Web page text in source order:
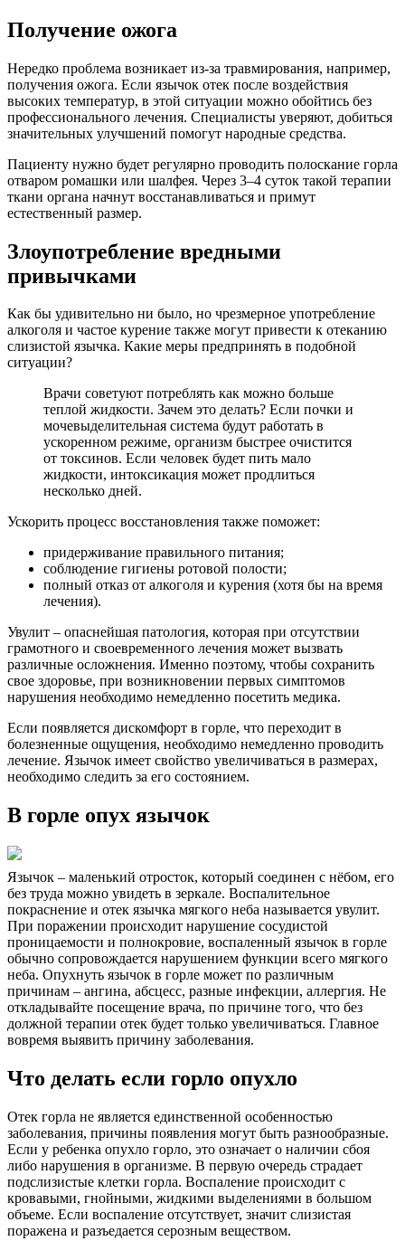
Получение ожога
Нередко проблема возникает из-за травмирования, например,
получения ожога. Если язычок отек после воздействия
высоких температур, в этой ситуации можно обойтись без
профессионального лечения. Специалисты уверяют, добиться
значительных улучшений помогут народные средства.
Пациенту нужно будет регулярно проводить полоскание горла
отваром ромашки или шалфея. Через 3–4 суток такой терапии
ткани органа начнут восстанавливаться и примут
естественный размер.
Злоупотребление вредными
привычками
Как бы удивительно ни было, но чрезмерное употребление
алкоголя и частое курение также могут привести к отеканию
слизистой язычка. Какие меры предпринять в подобной
ситуации?
Врачи советуют потреблять как можно больше
теплой жидкости. Зачем это делать? Если почки и
мочевыделительная система будут работать в
ускоренном режиме, организм быстрее очистится
от токсинов. Если человек будет пить мало
жидкости, интоксикация может продлиться
несколько дней.
Ускорить процесс восстановления также поможет:
придерживание правильного питания;
соблюдение гигиены ротовой полости;
полный отказ от алкоголя и курения (хотя бы на время
лечения).
Увулит – опаснейшая патология, которая при отсутствии
грамотного и своевременного лечения может вызвать
различные осложнения. Именно поэтому, чтобы сохранить
свое здоровье, при возникновении первых симптомов
нарушения необходимо немедленно посетить медика.
Если появляется дискомфорт в горле, что переходит в
болезненные ощущения, необходимо немедленно проводить
лечение. Язычок имеет свойство увеличиваться в размерах,
необходимо следить за его состоянием.
В горле опух язычок
Язычок – маленький отросток, который соединен с нёбом, его
без труда можно увидеть в зеркале. Воспалительное
покраснение и отек язычка мягкого неба называется увулит.
При поражении происходит нарушение сосудистой
проницаемости и полнокровие, воспаленный язычок в горле
обычно сопровождается нарушением функции всего мягкого
неба. Опухнуть язычок в горле может по различным
причинам – ангина, абсцесс, разные инфекции, аллергия. Не
откладывайте посещение врача, по причине того, что без
должной терапии отек будет только увеличиваться. Главное
вовремя выявить причину заболевания.
Что делать если горло опухло
Отек горла не является единственной особенностью
заболевания, причины появления могут быть разнообразные.
Если у ребенка опухло горло, это означает о наличии сбоя
либо нарушения в организме. В первую очередь страдает
подслизистые клетки горла. Воспаление происходит с
кровавыми, гнойными, жидкими выделениями в большом
объеме. Если воспаление отсутствует, значит слизистая
поражена и разъедается серозным веществом.